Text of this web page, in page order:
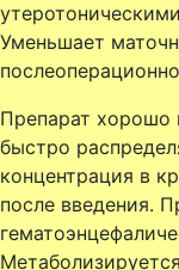
Уменьшает
Препарат хорошо
быстро
концентрация в
после введения.